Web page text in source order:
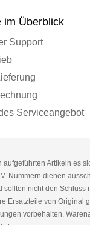
im Überblick
Support
Serviceangebot
aufgeführten Artikeln es
Nummern dienen
sollten nicht den Schluss
Ersatzteile von Original
vorbehalten.